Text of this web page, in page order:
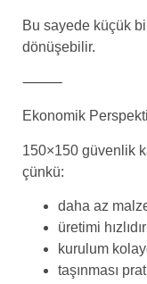
Bu sayede küçük
dönüşebilir.
⸻
Ekonomik
150×150 güvenlik
çünkü:
daha az
üretimi hızlıdır
kurulum
taşınması